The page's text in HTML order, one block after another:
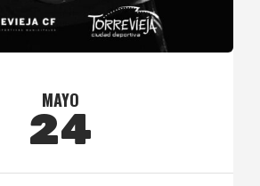
MAYO
24